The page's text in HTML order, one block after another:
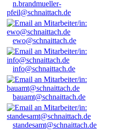
n.brandmueller-
pfeil@schnaittach.de
ewo@schnaittach.de
info@schnaittach.de
bauamt@schnaittach.de
standesamt@schnaittach.de